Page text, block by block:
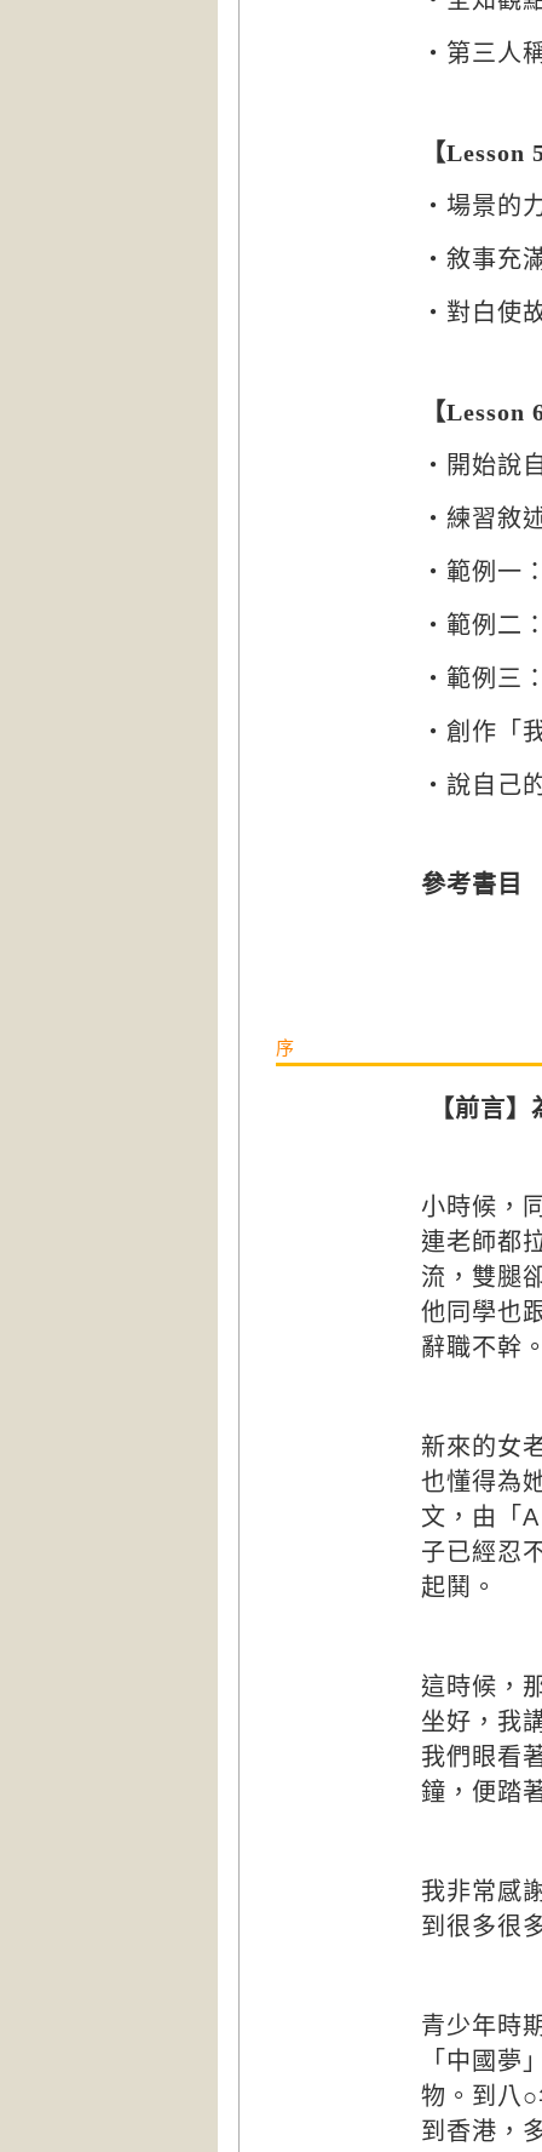
‧第三人
【Lesson
‧場景的
‧敘事充
‧對白使
【Lesson
‧開始說
‧練習敘
‧範例一
‧範例二
‧範例三
‧創作「
‧說自己
參考書目
序
【前言
小時候，
連老師都
流，雙腿
他同學也
辭職不幹
新來的女
也懂得為
文，由「
子已經忍
起鬨。
這時候，
坐好，我
我們眼看
鐘，便踏
我非常感
到很多很
青少年時
「中國夢
物。到八
到香港，